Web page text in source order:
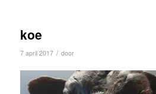
koe
7 april 2017 / door